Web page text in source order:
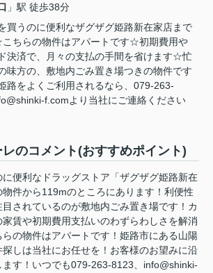
」駅 徒歩38分
買うのに便利なザグザグ姫路新在家店まで
ちらの物件はアパートです☆初期費用や
決済で、月々の支払の手間を省けます☆忙
味方の、敷地内ごみ置き場つきの物件です
路をよくご利用されるなら、079-263-
f.comより当社にご連絡ください
のコメント(おすすめポイント)
便利なドラッグストア「ザグザグ姫路新在
件から119mのところにあります！利便性
されているのが敷地内ごみ置き場です！カ
賃や初期費用支払いのわずらわしさを解消
らの物件はアパートです！姫路市にある山陽
しは当社にお任せを！お客様のお望みに沿
ます！いつでも079-263-8123、info@shinki-